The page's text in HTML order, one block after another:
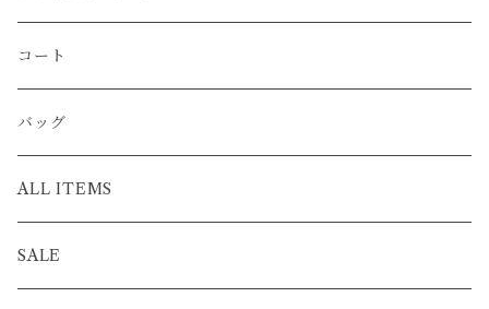
コート
バッグ
ALL ITEMS
SALE